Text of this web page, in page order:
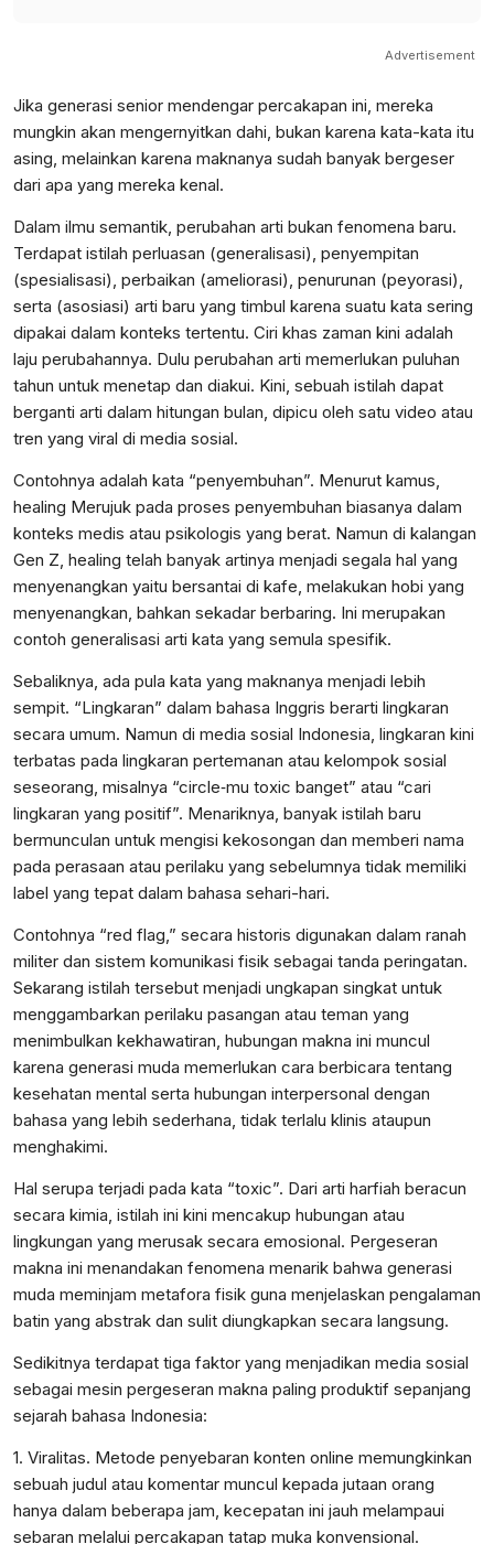
Advertisement
Jika generasi senior mendengar percakapan ini, mereka
mungkin akan mengernyitkan dahi, bukan karena kata-kata itu
asing, melainkan karena maknanya sudah banyak bergeser
dari apa yang mereka kenal.
Dalam ilmu semantik, perubahan arti bukan fenomena baru.
Terdapat istilah perluasan (generalisasi), penyempitan
(spesialisasi), perbaikan (ameliorasi), penurunan (peyorasi),
serta (asosiasi) arti baru yang timbul karena suatu kata sering
dipakai dalam konteks tertentu. Ciri khas zaman kini adalah
laju perubahannya. Dulu perubahan arti memerlukan puluhan
tahun untuk menetap dan diakui. Kini, sebuah istilah dapat
berganti arti dalam hitungan bulan, dipicu oleh satu video atau
tren yang viral di media sosial.
Contohnya adalah kata “penyembuhan”. Menurut kamus,
healing Merujuk pada proses penyembuhan biasanya dalam
konteks medis atau psikologis yang berat. Namun di kalangan
Gen Z, healing telah banyak artinya menjadi segala hal yang
menyenangkan yaitu bersantai di kafe, melakukan hobi yang
menyenangkan, bahkan sekadar berbaring. Ini merupakan
contoh generalisasi arti kata yang semula spesifik.
Sebaliknya, ada pula kata yang maknanya menjadi lebih
sempit. “Lingkaran” dalam bahasa Inggris berarti lingkaran
secara umum. Namun di media sosial Indonesia, lingkaran kini
terbatas pada lingkaran pertemanan atau kelompok sosial
seseorang, misalnya “circle‑mu toxic banget” atau “cari
lingkaran yang positif”. Menariknya, banyak istilah baru
bermunculan untuk mengisi kekosongan dan memberi nama
pada perasaan atau perilaku yang sebelumnya tidak memiliki
label yang tepat dalam bahasa sehari-hari.
Contohnya “red flag,” secara historis digunakan dalam ranah
militer dan sistem komunikasi fisik sebagai tanda peringatan.
Sekarang istilah tersebut menjadi ungkapan singkat untuk
menggambarkan perilaku pasangan atau teman yang
menimbulkan kekhawatiran, hubungan makna ini muncul
karena generasi muda memerlukan cara berbicara tentang
kesehatan mental serta hubungan interpersonal dengan
bahasa yang lebih sederhana, tidak terlalu klinis ataupun
menghakimi.
Hal serupa terjadi pada kata “toxic”. Dari arti harfiah beracun
secara kimia, istilah ini kini mencakup hubungan atau
lingkungan yang merusak secara emosional. Pergeseran
makna ini menandakan fenomena menarik bahwa generasi
muda meminjam metafora fisik guna menjelaskan pengalaman
batin yang abstrak dan sulit diungkapkan secara langsung.
Sedikitnya terdapat tiga faktor yang menjadikan media sosial
sebagai mesin pergeseran makna paling produktif sepanjang
sejarah bahasa Indonesia:
1. Viralitas. Metode penyebaran konten online memungkinkan
sebuah judul atau komentar muncul kepada jutaan orang
hanya dalam beberapa jam, kecepatan ini jauh melampaui
sebaran melalui percakapan tatap muka konvensional.